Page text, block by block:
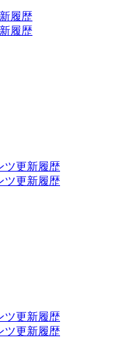
履歴
履歴
ツ更新履歴
ツ更新履歴
ツ更新履歴
ツ更新履歴